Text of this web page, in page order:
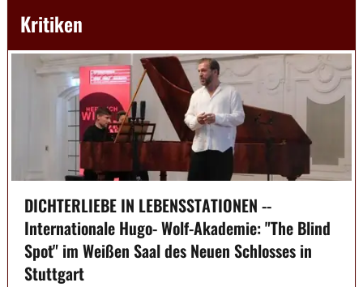
Kritiken
DICHTERLIEBE IN LEBENSSTATIONEN --
Internationale Hugo- Wolf-Akademie: "The Blind
Spot" im Weißen Saal des Neuen Schlosses in
Stuttgart